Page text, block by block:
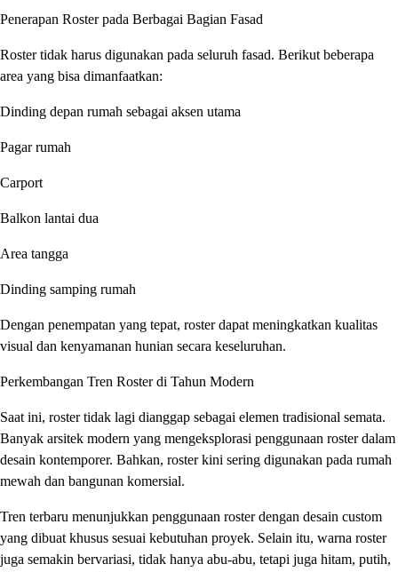
Penerapan Roster pada Berbagai Bagian Fasad
Roster tidak harus digunakan pada seluruh fasad. Berikut beberapa
area yang bisa dimanfaatkan:
Dinding depan rumah sebagai aksen utama
Pagar rumah
Carport
Balkon lantai dua
Area tangga
Dinding samping rumah
Dengan penempatan yang tepat, roster dapat meningkatkan kualitas
visual dan kenyamanan hunian secara keseluruhan.
Perkembangan Tren Roster di Tahun Modern
Saat ini, roster tidak lagi dianggap sebagai elemen tradisional semata.
Banyak arsitek modern yang mengeksplorasi penggunaan roster dalam
desain kontemporer. Bahkan, roster kini sering digunakan pada rumah
mewah dan bangunan komersial.
Tren terbaru menunjukkan penggunaan roster dengan desain custom
yang dibuat khusus sesuai kebutuhan proyek. Selain itu, warna roster
juga semakin bervariasi, tidak hanya abu-abu, tetapi juga hitam, putih,